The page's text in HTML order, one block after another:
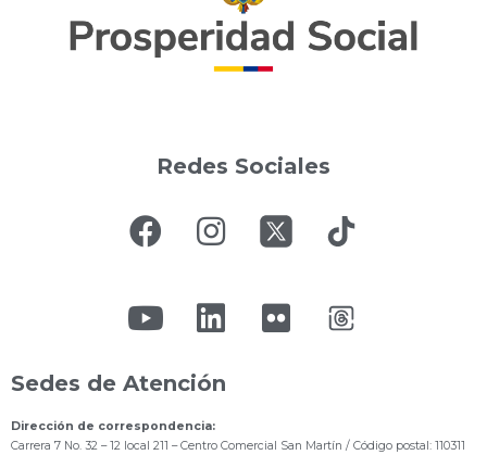
Redes Sociales
Sedes de Atención
Dirección de correspondencia:
Carrera 7 No. 32 – 12 local 211 – Centro Comercial San Martín / Código postal: 110311